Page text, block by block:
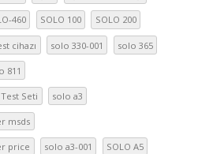
460 SOLO 100 SOLO 200
cihazı solo 330-001 solo 365
811
Seti solo a3
msds
price solo a3-001 SOLO A5